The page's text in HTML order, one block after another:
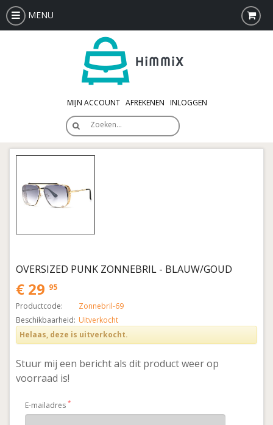
MENU
MIJN ACCOUNT AFREKENEN INLOGGEN
Zoeken…
OVERSIZED PUNK ZONNEBRIL - BLAUW/GOUD
€ 29 95
Productcode:
Zonnebril-69
Beschikbaarheid: Uitverkocht
Helaas, deze is uitverkocht.
Stuur mij een bericht als dit product weer op
voorraad is!
E-mailadres